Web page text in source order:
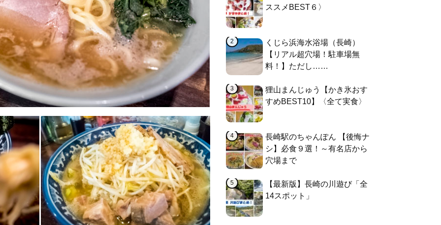
ススメBEST６〉
くじら浜海水浴場（長崎）
【リアル超穴場！駐車場無
料！】ただし……
狸山まんじゅう【かき氷おす
すめBEST10】〈全て実食〉
長崎駅のちゃんぽん 【後悔ナ
シ】必食９選！～有名店から
穴場まで
【最新版】長崎の川遊び「全
14スポット」